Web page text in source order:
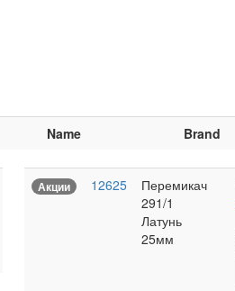
Name Brand
Акции 12625
Перемикач
291/1
Латунь
25мм